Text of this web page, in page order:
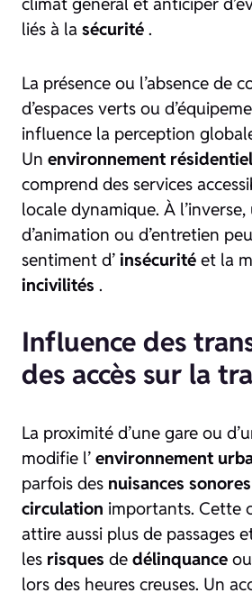
liés à la sécurité .
La présence ou l’absence de
d’espaces verts ou
influence la perception
Un environnement résidentiel
comprend des services
locale dynamique. À
d’animation ou d’entretien
sentiment d’ insécurité et la
incivilités .
Influence des
des accès sur la
La proximité d’une gare ou
modifie l’ environnement
parfois des nuisances sonores
circulation importants. Cette
attire aussi plus de passages
les risques de délinquance
lors des heures creuses. Un